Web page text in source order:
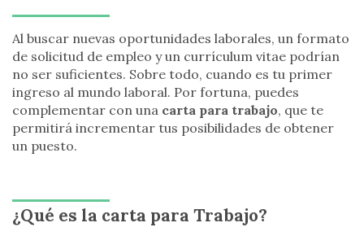
Al buscar nuevas oportunidades laborales, un formato
de solicitud de empleo y un currículum vitae podrían
no ser suficientes. Sobre todo, cuando es tu primer
ingreso al mundo laboral. Por fortuna, puedes
complementar con una carta para trabajo, que te
permitirá incrementar tus posibilidades de obtener
un puesto.
¿Qué es la carta para Trabajo?